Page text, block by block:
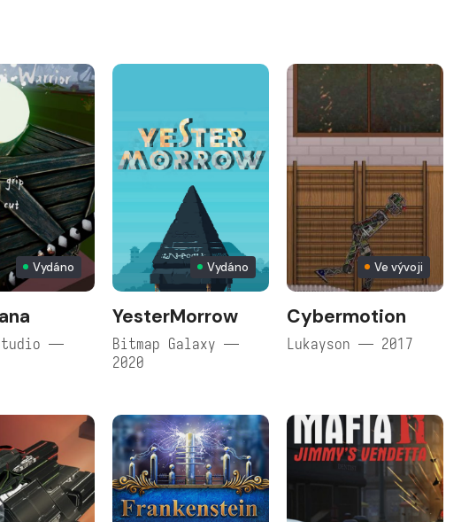
Vydáno
—
Vydáno
YesterMorrow
Bitmap Galaxy —
2020
Ve vývoji
Cybermotion
Lukayson — 2017